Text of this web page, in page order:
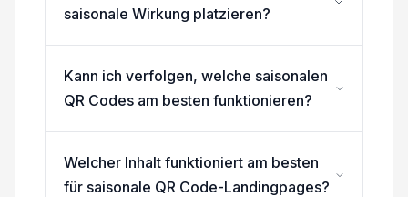
saisonale Wirkung platzieren?
Kann ich verfolgen, welche saisonalen
QR Codes am besten funktionieren?
Welcher Inhalt funktioniert am besten
für saisonale QR Code-Landingpages?